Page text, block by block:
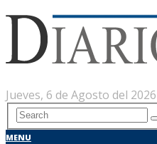
Jueves, 6 de Agosto del 2026
MENU